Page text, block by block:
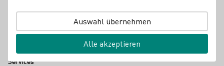
Vinissima - Frauen & Wein e.V. Wine in Moderation (WiM)
Services
Auswahl übernehmen
Alle akzeptieren